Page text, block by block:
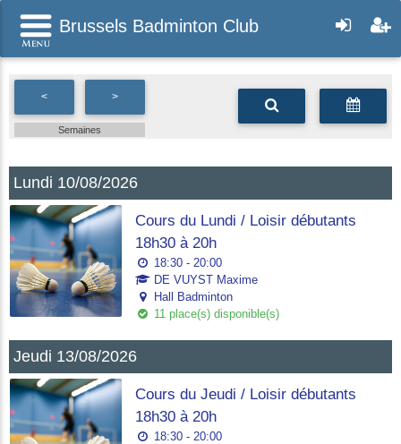
Brussels Badminton Club
< >
Semaines
Lundi 10/08/2026
Cours du Lundi / Loisir débutants
18h30 à 20h
18:30 - 20:00
DE VUYST Maxime
Hall Badminton
11 place(s) disponible(s)
Jeudi 13/08/2026
Cours du Jeudi / Loisir débutants
18h30 à 20h
18:30 - 20:00